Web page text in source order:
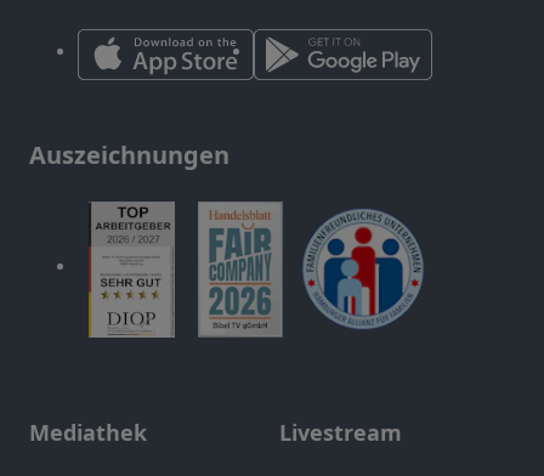
Auszeichnungen
Mediathek Livestream